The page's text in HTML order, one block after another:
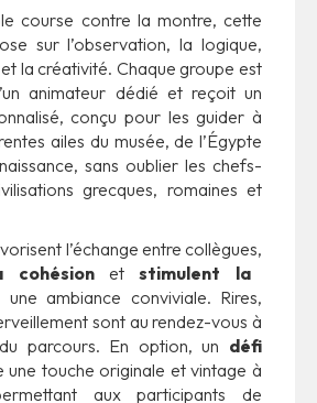
course contre la montre, cette
sur l’observation, la logique,
et la créativité. Chaque groupe est
animateur dédié et reçoit un
conçu pour les guider à
ailes du musée, de l’Égypte
sans oublier les chefs-
grecques, romaines et
l’échange entre collègues,
cohésionetstimulent la
une ambiance conviviale. Rires,
sont au rendez-vous à
parcours. En option, un défi
une touche originale et vintage à
aux participants de